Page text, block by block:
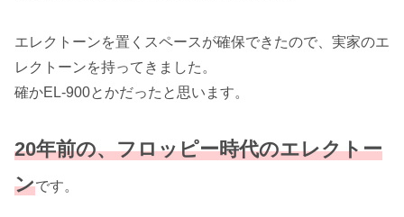
エレクトーンを置くスペースが確保できたので、実家のエ
レクトーンを持ってきました。
確かEL-900とかだったと思います。
20年前の、フロッピー時代のエレクトー
ンです。